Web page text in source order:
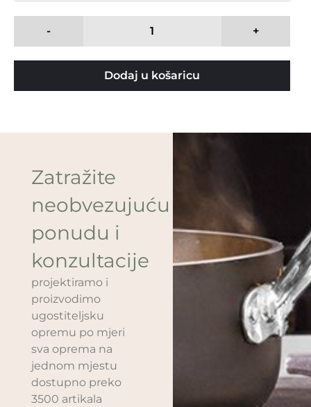
- +
Dodaj u košaricu
Zatražite
neobvezujuću
ponudu i
konzultacije
projektiramo i
proizvodimo
ugostiteljsku
opremu po mjeri
sva oprema na
jednom mjestu
dostupno preko
3500 artikala